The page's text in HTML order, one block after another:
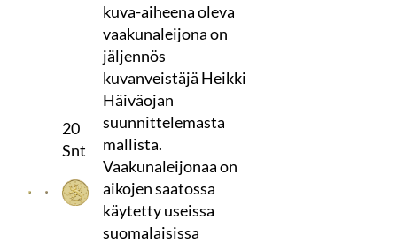
kuva-aiheena oleva
vaakunaleijona on
jäljennös
kuvanveistäjä Heikki
Häiväojan
suunnittelemasta
mallista.
Vaakunaleijonaa on
aikojen saatossa
käytetty useissa
suomalaisissa
20
Snt